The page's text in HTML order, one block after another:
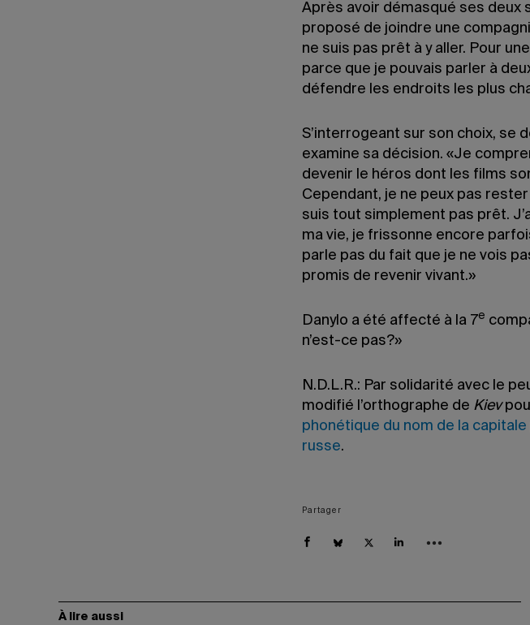
Après avoir démasqué ses deux
proposé de joindre une
ne suis pas prêt à y aller. Pour
parce que je pouvais parler à
défendre les endroits les plus
S’interrogeant sur son choix, se
examine sa décision. «Je
devenir le héros dont les films
Cependant, je ne peux pas
suis tout simplement pas prêt.
ma vie, je frissonne encore
parle pas du fait que je ne vois
promis de revenir vivant.»
Danylo a été affecté à la 7e
n’est-ce pas?»
N.D.L.R.: Par solidarité avec le
modifié l’orthographe de Kiev
phonétique du nom de la
russe.
Partager
À lire aussi